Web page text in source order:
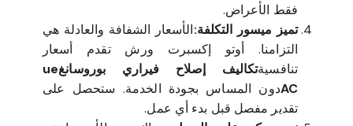
فقط الأعراض.
تميز ميسور التكلفة:الأسعار الشفافة والعادلة هي
التزامنا. أوتو إكسبرت ورش تقدم أسعار
تنافسية
تكاليف إصلاح فيراري بوروسانغue
ACدون المساس بجودة الخدمة. ستحصل على
تقدير مفصل قبل بدء أي عمل.